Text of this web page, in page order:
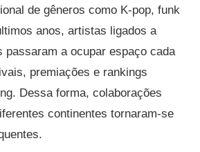
de gêneros como K-pop, funk
anos, artistas ligados a
passaram a ocupar espaço cada
premiações e rankings
Dessa forma, colaborações
continentes tornaram-se